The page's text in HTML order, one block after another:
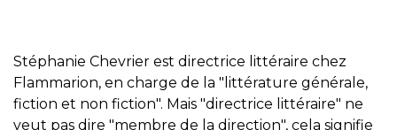
Stéphanie Chevrier est directrice littéraire chez
Flammarion, en charge de la "littérature générale,
fiction et non fiction". Mais "directrice littéraire" ne
veut pas dire "membre de la direction", cela signifie